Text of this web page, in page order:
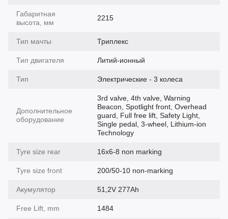
Габаритная
высота, мм
2215
Тип мачты Триплекс
Тип двигателя Литий-ионный
Тип Электрические - 3 колеса
Дополнительное
оборудование
3rd valve, 4th valve, Warning
Beacon, Spotlight front, Overhead
guard, Full free lift, Safety Light,
Single pedal, 3-wheel, Lithium-ion
Technology
Tyre size rear 16x6-8 non marking
Tyre size front 200/50-10 non-marking
Акумулятор 51,2V 277Ah
Free Lift, mm 1484